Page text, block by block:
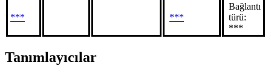
*** ***
Bağlantı
türü:
***
Tanımlayıcılar